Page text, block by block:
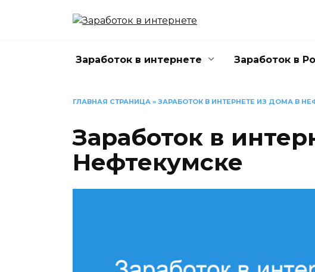
Заработок в интернете Заработок в
ГЛАВНАЯ СТРАНИЦА » ЗАРАБОТОК В ИНТЕРНЕТЕ ИЗ ДОМА В
Заработок в
Нефтекумске